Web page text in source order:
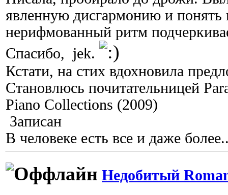
явленную дисгармонию и понять
нерифмованный ритм
Спасибо, jek.
Кстати, на стих вдохновила
Становлюсь почитательницей
Piano Collections (2009)
Записан
В человеке есть все и даже
Недобитый